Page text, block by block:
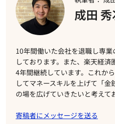
成田
10年間働いた会社を退職し専
しております。また、楽天経
4年間継続しています。これか
してマネースキルを上げて「
の場を広げていきたいと考えて
寄稿者にメッセージを送る